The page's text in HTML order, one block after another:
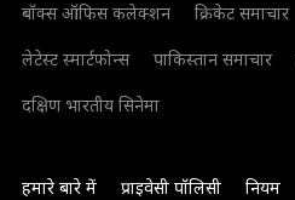
बॉक्स ऑफिस कलेक्शन
क्रिकेट समाचार
लेटेस्ट स्मार्टफोन्स
पाकिस्तान समाचार
दक्षिण भारतीय सिनेमा
हमारे बारे में प्राइवेसी पॉलिसी नियम